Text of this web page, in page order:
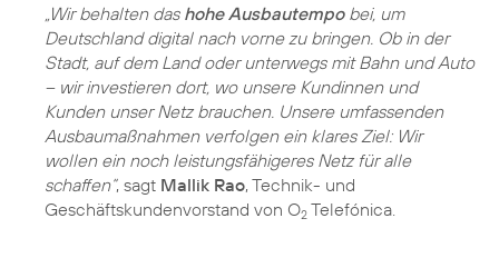
„Wir behalten das hohe Ausbautempobei, um
Deutschland digital nach vorne zu bringen. Ob in der
Stadt, auf dem Land oder unterwegs mit Bahn und Auto
– wir investieren dort, wo unsere Kundinnen und
Kunden unser Netz brauchen. Unsere umfassenden
Ausbaumaßnahmen verfolgen ein klares Ziel: Wir
wollen ein noch leistungsfähigeres Netz für alle
schaffen“, sagt Mallik Rao, Technik- und
Geschäftskundenvorstand von O2 Telefónica.